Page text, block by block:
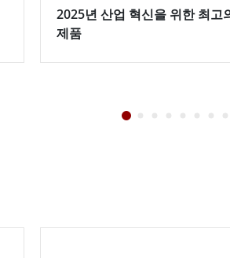
2025년 산업 혁신을 위한 최고
제품